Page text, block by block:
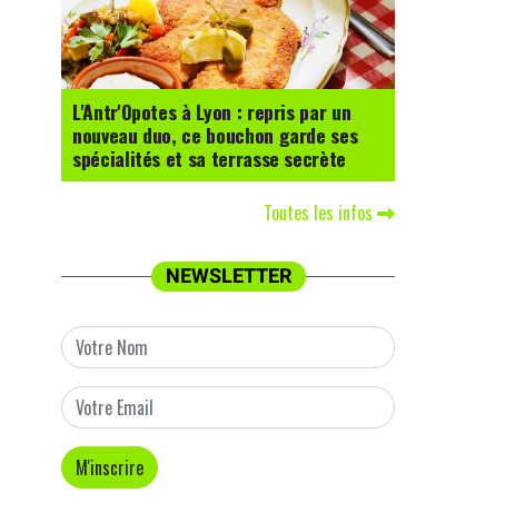
L'Antr'Opotes à Lyon : repris par un
nouveau duo, ce bouchon garde ses
spécialités et sa terrasse secrète
Toutes les infos
NEWSLETTER